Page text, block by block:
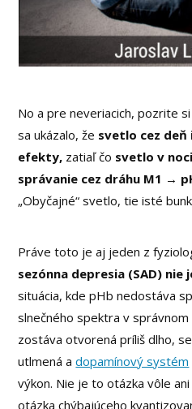
No a pre neveriacich, pozrite
sa ukázalo, že svetlo cez
efekty, zatiaľ čo svetlo v
správanie cez dráhu M1 →
„Obyčajné“ svetlo, tie isté
Práve toto je aj jeden z
sezónna depresia (SAD) nie
situácia, kde pHb nedostáva
slnečného spektra v správnom
zostáva otvorená príliš dlho,
utlmená adopamínový systém
výkon. Nie je to otázka vôle
otázka chýbajúceho